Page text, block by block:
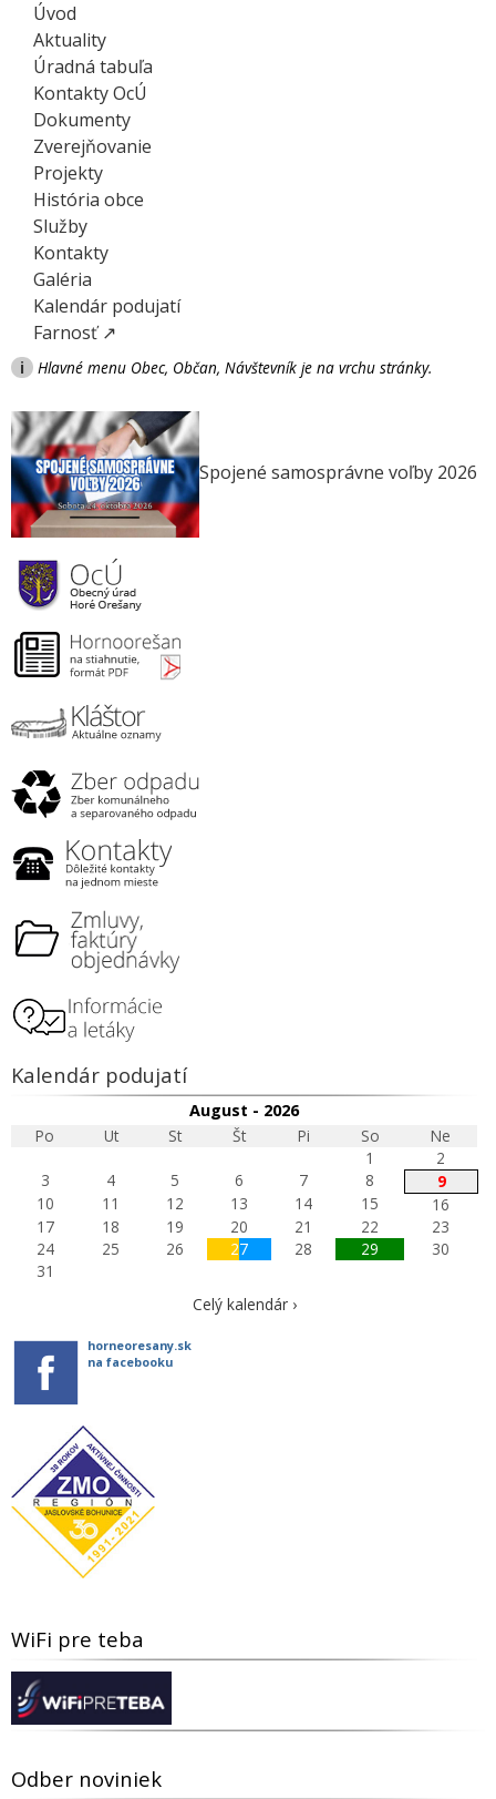
Úvod
Aktuality
Úradná tabuľa
Kontakty OcÚ
Dokumenty
Zverejňovanie
Projekty
História obce
Služby
Kontakty
Galéria
Kalendár podujatí
Farnosť ↗
i Hlavné menu Obec, Občan, Návštevník je na vrchu stránky.
Spojené samosprávne voľby 2026
Kalendár podujatí
August - 2026
Po
Ut St Št Pi So
Ne
1
2
3
4 5 6 7 8
9
10
11 12 13 14 15
16
17
18 19 20 21 22
23
24
25 26 27 28 29
30
31
Celý kalendár ›
horneoresany.sk
na facebooku
WiFi pre teba
Odber noviniek